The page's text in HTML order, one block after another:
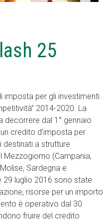
25
imposta per gli investimenti
2014-2020. La
decorrere dal 1° gennaio
credito d’imposta per
destinati a strutture
Mezzogiorno (Campania,
Sardegna e
29 luglio 2016 sono state
risorse per un importo
è operativo dal 30
fruire del credito